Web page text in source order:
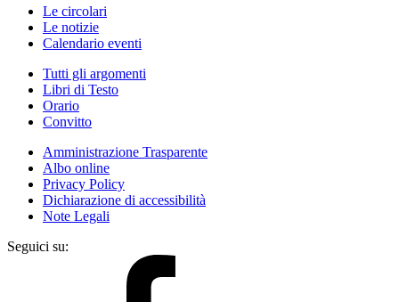
Le circolari
Le notizie
Calendario eventi
Tutti gli argomenti
Libri di Testo
Orario
Convitto
Amministrazione Trasparente
Albo online
Privacy Policy
Dichiarazione di accessibilità
Note Legali
Seguici su: